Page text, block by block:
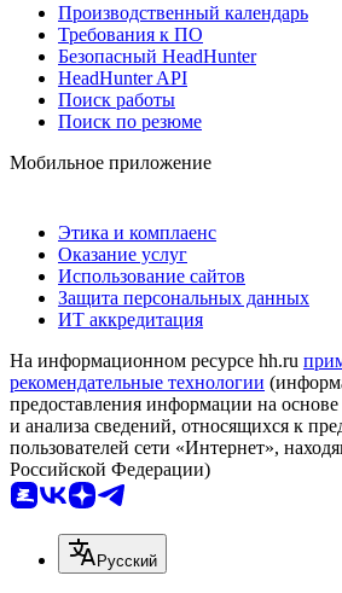
Производственный календарь
Требования к ПО
Безопасный HeadHunter
HeadHunter API
Поиск работы
Поиск по резюме
Мобильное приложение
Этика и комплаенс
Оказание услуг
Использование сайтов
Защита персональных данных
ИТ аккредитация
На информационном ресурсе hh.ru
рекомендательные технологии
предоставления информации на основе
и анализа сведений, относящихся к
пользователей сети «Интернет»,
Российской Федерации)
Русский